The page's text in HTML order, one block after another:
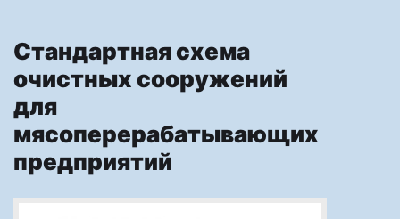
Стандартная схема
очистных сооружений
для
мясоперерабатывающих
предприятий